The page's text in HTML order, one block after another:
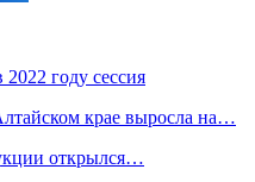
году сессия
крае выросла на…
открылся…